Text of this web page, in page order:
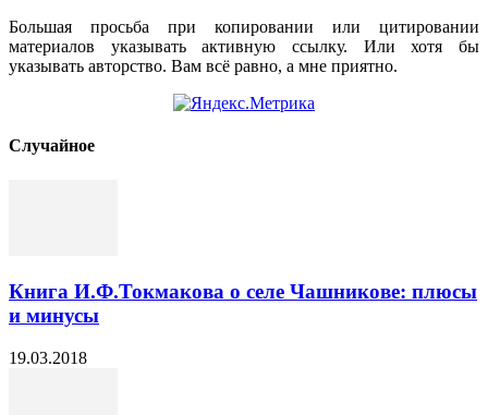
Большая просьба при копировании или цитировании
материалов указывать активную ссылку. Или хотя бы
указывать авторство. Вам всё равно, а мне приятно.
Cлучайное
Книга И.Ф.Токмакова о селе Чашникове: плюсы
и минусы
19.03.2018